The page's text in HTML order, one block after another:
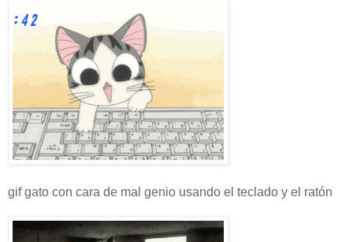
gif gato con cara de mal genio usando el teclado y el ratón